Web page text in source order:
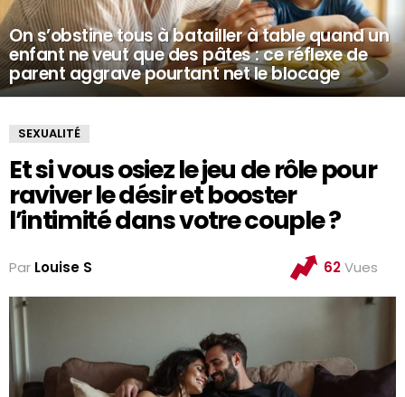
On s’obstine tous à batailler à table quand un
enfant ne veut que des pâtes : ce réflexe de
parent aggrave pourtant net le blocage
SEXUALITÉ
Et si vous osiez le jeu de rôle pour
raviver le désir et booster
l’intimité dans votre couple ?
Par Louise S 62Vues